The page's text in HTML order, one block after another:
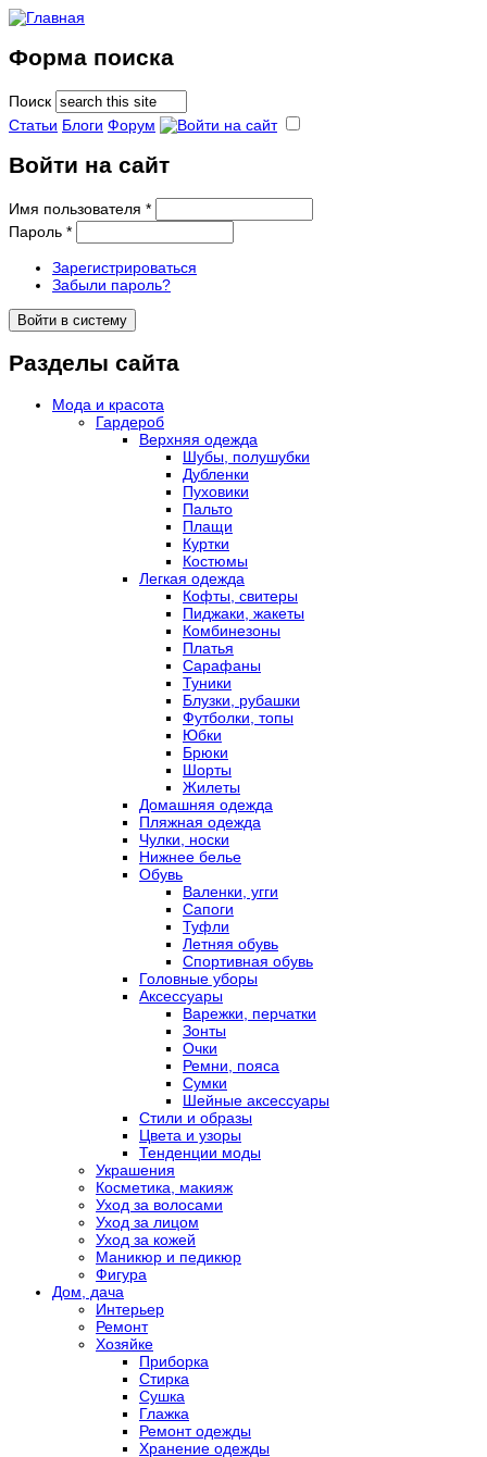
Форма поиска
Поиск
Статьи Блоги Форум
Войти на сайт
Имя пользователя *
Пароль *
Зарегистрироваться
Забыли пароль?
Разделы сайта
Мода и красота
Гардероб
Верхняя одежда
Шубы, полушубки
Дубленки
Пуховики
Пальто
Плащи
Куртки
Костюмы
Легкая одежда
Кофты, свитеры
Пиджаки, жакеты
Комбинезоны
Платья
Сарафаны
Туники
Блузки, рубашки
Футболки, топы
Юбки
Брюки
Шорты
Жилеты
Домашняя одежда
Пляжная одежда
Чулки, носки
Нижнее белье
Обувь
Валенки, угги
Сапоги
Туфли
Летняя обувь
Спортивная обувь
Головные уборы
Аксессуары
Варежки, перчатки
Зонты
Очки
Ремни, пояса
Сумки
Шейные аксессуары
Стили и образы
Цвета и узоры
Тенденции моды
Украшения
Косметика, макияж
Уход за волосами
Уход за лицом
Уход за кожей
Маникюр и педикюр
Фигура
Дом, дача
Интерьер
Ремонт
Хозяйке
Приборка
Стирка
Сушка
Глажка
Ремонт одежды
Хранение одежды